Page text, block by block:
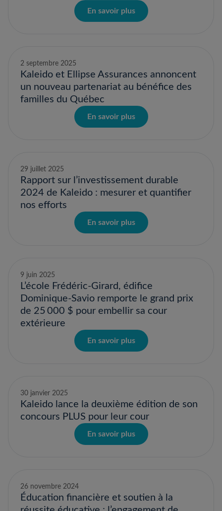
En savoir plus
2 septembre 2025
Kaleido et Ellipse Assurances annoncent
un nouveau partenariat au bénéfice des
familles du Québec
En savoir plus
29 juillet 2025
Rapport sur l’investissement durable
2024 de Kaleido : mesurer et quantifier
nos efforts
En savoir plus
9 juin 2025
L’école Frédéric-Girard, édifice
Dominique-Savio remporte le grand prix
de 25 000 $ pour embellir sa cour
extérieure
En savoir plus
30 janvier 2025
Kaleido lance la deuxième édition de son
concours PLUS pour leur cour
En savoir plus
26 novembre 2024
Éducation financière et soutien à la